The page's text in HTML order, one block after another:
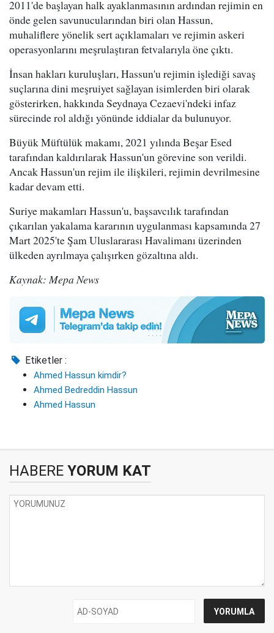
2011'de başlayan halk ayaklanmasının ardından rejimin en
önde gelen savunucularından biri olan Hassun,
muhaliflere yönelik sert açıklamaları ve rejimin askeri
operasyonlarını meşrulaştıran fetvalarıyla öne çıktı.
İnsan hakları kuruluşları, Hassun'u rejimin işlediği savaş
suçlarına dini meşruiyet sağlayan isimlerden biri olarak
gösterirken, hakkında Seydnaya Cezaevi'ndeki infaz
sürecinde rol aldığı yönünde iddialar da bulunuyor.
Büyük Müftülük makamı, 2021 yılında Beşar Esed
tarafından kaldırılarak Hassun'un görevine son verildi.
Ancak Hassun'un rejim ile ilişkileri, rejimin devrilmesine
kadar devam etti.
Suriye makamları Hassun'u, başsavcılık tarafından
çıkarılan yakalama kararının uygulanması kapsamında 27
Mart 2025'te Şam Uluslararası Havalimanı üzerinden
ülkeden ayrılmaya çalışırken gözaltına aldı.
Kaynak: Mepa News
Etiketler :
Ahmed Hassun kimdir?
Ahmed Bedreddin Hassun
Ahmed Hassun
HABERE YORUM KAT